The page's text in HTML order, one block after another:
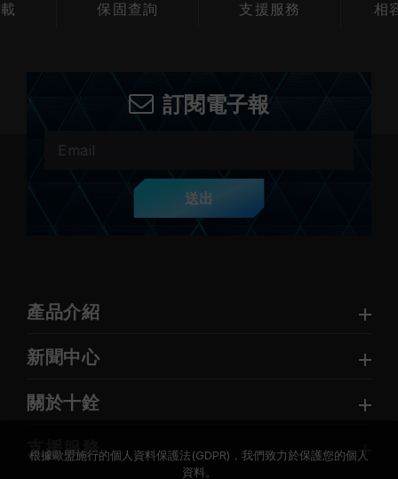
保固查詢 支援服務 相
訂閱電子報
送出
產品介紹
新聞中心
關於十銓
支援服務
根據歐盟施行的個人資料保護法(GDPR)，我們致力於保護您的個人
資料。